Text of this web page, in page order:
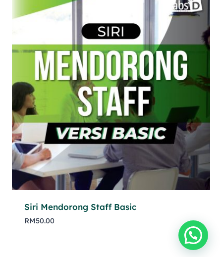
Siri Mendorong Staff Basic
RM50.00